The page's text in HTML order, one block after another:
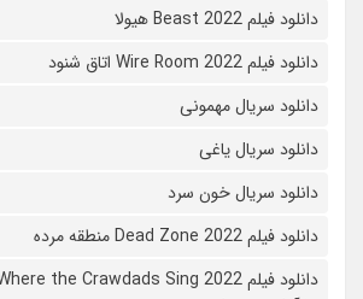
دانلود فیلم Beast 2022 هیولا
دانلود فیلم Wire Room 2022 اتاق شنود
دانلود سریال مهمونی
دانلود سریال یاغی
دانلود سریال خون سرد
دانلود فیلم 2022 Dead Zone منطقه مرده